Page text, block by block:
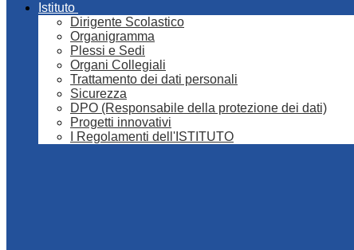
Istituto
Dirigente Scolastico
Organigramma
Plessi e Sedi
Organi Collegiali
Trattamento dei dati personali
Sicurezza
DPO (Responsabile della protezione dei dati)
Progetti innovativi
I Regolamenti dell'ISTITUTO